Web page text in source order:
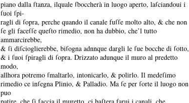
piano dalla ſtanza, ilquale ſboccherà in luogo aperto, laſciandoui i
ſuoi ſpi-
ragli di ſopra, perche quando il canale fuſſe molto alto, & che non
ſe gli faceſſe queſto rimedio, non ha dubbio, che’l tutto
ammarcirebbe,
& ſi diſcioglierebbe, biſogna adnnque dargli le ſue bocche di ſotto,
& i ſuoi ſpiragli di ſopra. Drizzato adunque il muro al predetto
modo,
allhora potremo ſmaltarlo, intonicarlo, & polirlo. Il medeſimo
rimedio ce inſegna Plinio, & Palladio. Ma ſe per ſorte il luogo non
puo